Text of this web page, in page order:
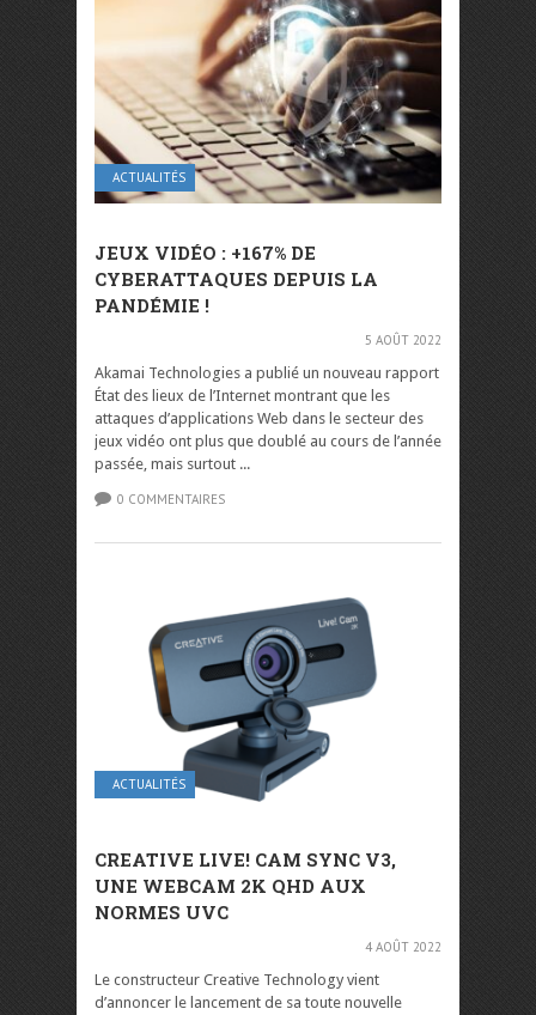
ACTUALITÉS
JEUX VIDÉO : +167% DE
CYBERATTAQUES DEPUIS LA
PANDÉMIE !
5 AOÛT 2022
Akamai Technologies a publié un nouveau rapport
État des lieux de l’Internet montrant que les
attaques d’applications Web dans le secteur des
jeux vidéo ont plus que doublé au cours de l’année
passée, mais surtout ...
0 COMMENTAIRES
ACTUALITÉS
CREATIVE LIVE! CAM SYNC V3,
UNE WEBCAM 2K QHD AUX
NORMES UVC
4 AOÛT 2022
Le constructeur Creative Technology vient
d’annoncer le lancement de sa toute nouvelle